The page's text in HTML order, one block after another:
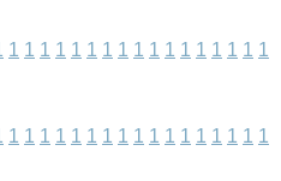
1 1 1 1 1 1 1 1 1 1 1 1 1 1 1 1 1
1 1 1 1 1 1 1 1 1 1 1 1 1 1 1 1 1